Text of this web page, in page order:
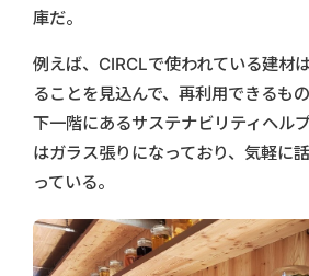
庫だ。
例えば、CIRCLで使われている建材
ることを見込んで、再利用できるも
下一階にあるサステナビリティヘル
はガラス張りになっており、気軽に
っている。